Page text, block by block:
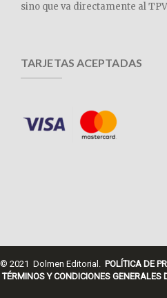
sino que va directamente al
TARJETAS ACEPTADAS
© 2021 Dolmen Editorial. POLÍTICA DE
TÉRMINOS Y CONDICIONES GENERALES